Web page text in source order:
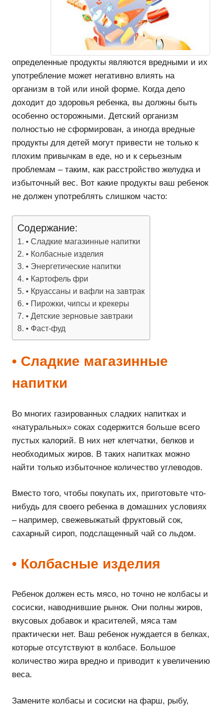
определенные продукты являются вредными и их
употребление может негативно влиять на
организм в той или иной форме. Когда дело
доходит до здоровья ребенка, вы должны быть
особенно осторожными. Детский организм
полностью не сформирован, а иногда вредные
продукты для детей могут привести не только к
плохим привычкам в еде, но и к серьезным
проблемам – таким, как расстройство желудка и
избыточный вес. Вот какие продукты ваш ребенок
не должен употреблять слишком часто:
Содержание:
• Сладкие магазинные напитки
• Колбасные изделия
• Энергетические напитки
• Картофель фри
• Круассаны и вафли на завтрак
• Пирожки, чипсы и крекеры
• Детские зерновые завтраки
• Фаст-фуд
• Сладкие магазинные
напитки
Во многих газированных сладких напитках и
«натуральных» соках содержится больше всего
пустых калорий. В них нет клетчатки, белков и
необходимых жиров. В таких напитках можно
найти только избыточное количество углеводов.
Вместо того, чтобы покупать их, приготовьте что-
нибудь для своего ребенка в домашних условиях
– например, свежевыжатый фруктовый сок,
сахарный сироп, подслащенный чай со льдом.
• Колбасные изделия
Ребенок должен есть мясо, но точно не колбасы и
сосиски, наводнившие рынок. Они полны жиров,
вкусовых добавок и красителей, мяса там
практически нет. Ваш ребенок нуждается в белках,
которые отсутствуют в колбасе. Большое
количество жира вредно и приводит к увеличению
веса.
Замените колбасы и сосиски на фарш, рыбу,